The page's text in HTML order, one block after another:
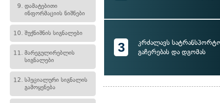
9. დამატებითი
ინფორმაციის ნიშნები
10. შუქნიშნის სიგნალები
11. მარეგულირებლის
სიგნალები
12. სპეციალური სიგნალის
გამოყენება
3
კრძალავს
გაჩერებას და დგომას